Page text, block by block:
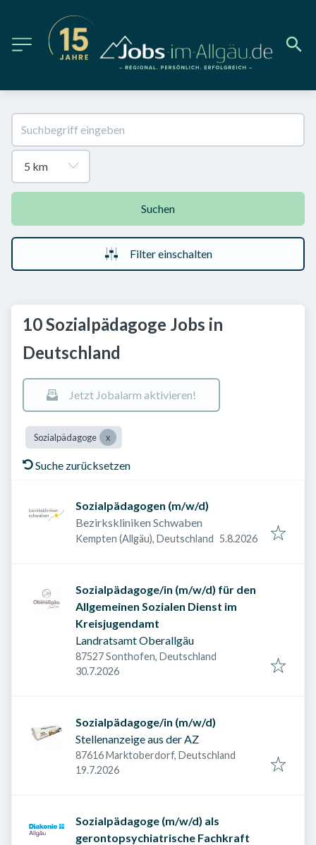
Suchen
Filter einschalten
10 Sozialpädagoge Jobs in
Deutschland
Jetzt Jobalarm aktivieren!
Sozialpädagoge
Suche zurücksetzen
Sozialpädagogen (m/w/d)
Bezirkskliniken Schwaben
Kempten (Allgäu), Deutschland Veröffentlicht am
5.8.2026
Sozialpädagoge/in (m/w/d) für den
Allgemeinen Sozialen Dienst im
Kreisjugendamt
Landratsamt Oberallgäu
87527 Sonthofen, Deutschland
Veröffentlicht am
30.7.2026
Sozialpädagoge/in (m/w/d)
Stellenanzeige aus der AZ
87616 Marktoberdorf, Deutschland
Veröffentlicht am
19.7.2026
Sozialpädagoge (m/w/d) als
gerontopsychiatrische Fachkraft